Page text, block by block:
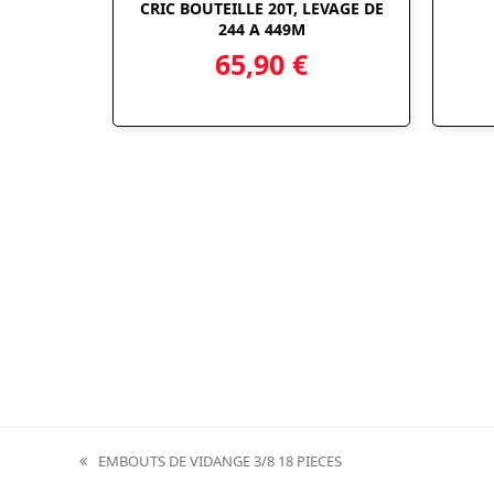
CRIC BOUTEILLE 20T, LEVAGE DE
244 A 449M
65,90 €
previous
EMBOUTS DE VIDANGE 3/8 18 PIECES